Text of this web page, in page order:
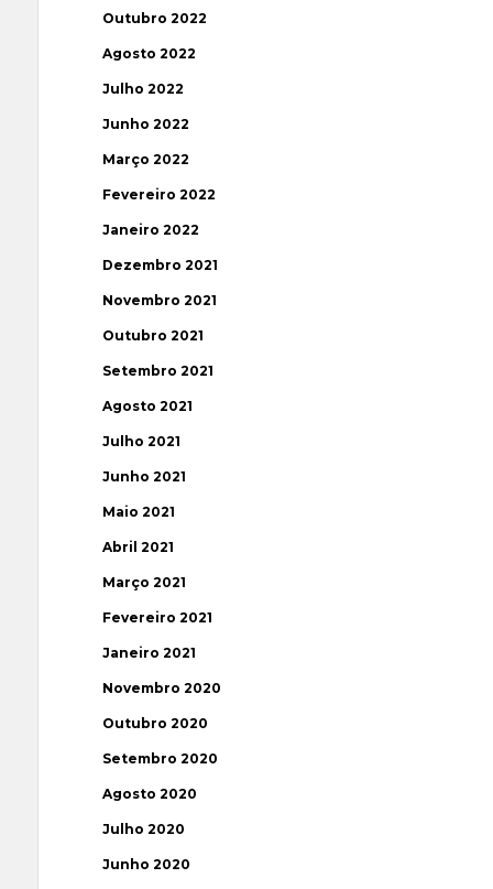
Outubro 2022
Agosto 2022
Julho 2022
Junho 2022
Março 2022
Fevereiro 2022
Janeiro 2022
Dezembro 2021
Novembro 2021
Outubro 2021
Setembro 2021
Agosto 2021
Julho 2021
Junho 2021
Maio 2021
Abril 2021
Março 2021
Fevereiro 2021
Janeiro 2021
Novembro 2020
Outubro 2020
Setembro 2020
Agosto 2020
Julho 2020
Junho 2020